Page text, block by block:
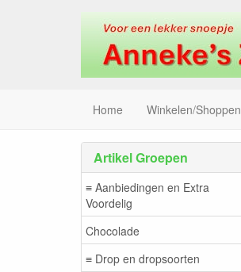
Home Winkelen/Shoppen
Artikel Groepen
≡ Aanbiedingen en Extra
Voordelig
Chocolade
≡ Drop en dropsoorten